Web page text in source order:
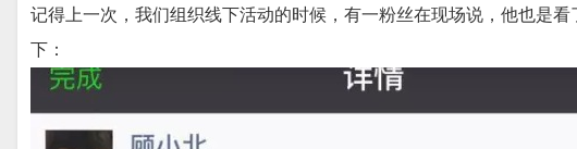
记得上一次，我们组织线下活动的时候，有一粉丝在现场说，他也是
下：